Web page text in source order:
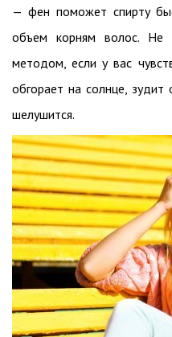
— фен поможет спирту
объем корням волос. Не
методом, если у вас
обгорает на солнце, зудит
шелушится.